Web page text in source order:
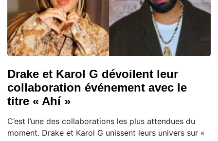
Drake et Karol G dévoilent leur
collaboration événement avec le
titre « Ahí »
C’est l’une des collaborations les plus attendues du
moment. Drake et Karol G unissent leurs univers sur «